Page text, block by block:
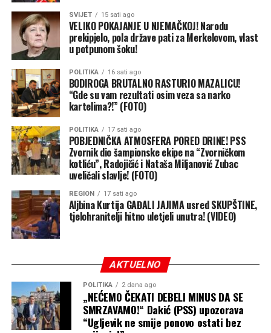
SVIJET 15 sati ago
VELIKO POKAJANJE U NJEMAČKOJ! Narodu
prekipjelo, pola države pati za Merkelovom, vlast
u potpunom šoku!
POLITIKA 16 sati ago
BODIROGA BRUTALNO RASTURIO MAZALICU!
“Gde su vam rezultati osim veza sa narko
kartelima?!” (FOTO)
POLITIKA 17 sati ago
POBJEDNIČKA ATMOSFERA PORED DRINE! PSS
Zvornik dio šampionske ekipe na “Zvorničkom
kotliću”, Radojičić i Nataša Miljanović Zubac
uveličali slavlje! (FOTO)
REGION 17 sati ago
Aljbina Kurtija GAĐALI JAJIMA usred SKUPŠTINE,
tjelohranitelji hitno uletjeli unutra! (VIDEO)
AKTUELNO
POLITIKA 2 dana ago
„NEĆEMO ČEKATI DEBELI MINUS DA SE
SMRZAVAMO!“ Dakić (PSS) upozorava
“Ugljevik ne smije ponovo ostati bez